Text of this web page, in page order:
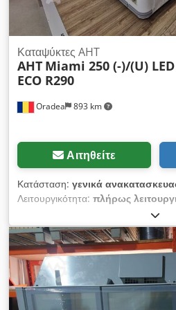
ανταλλακτικά σε απόθεμα
Oradea 893 km
Καταψύκτες AHT
AHT Miami 250 (-)/(U) LED
ECO R290
Αιτηθείτε
Κατάσταση: γενικά
Λειτουργικότητα: πλήρως
, είδος εισερχόμενου ρεύματος:
εισόδου:240 V, ελάχιστη
ηλεκτρική ασφάλεια:16 A, ρεύμα
εισόδου:50 Hz, θερμοκρασία
ύψος στοίβαξης:
880 χιλ. ,
συνολικό πλάτος:850 χιλ.,
εσωτερικό πλάτος:733 χιλ. ,